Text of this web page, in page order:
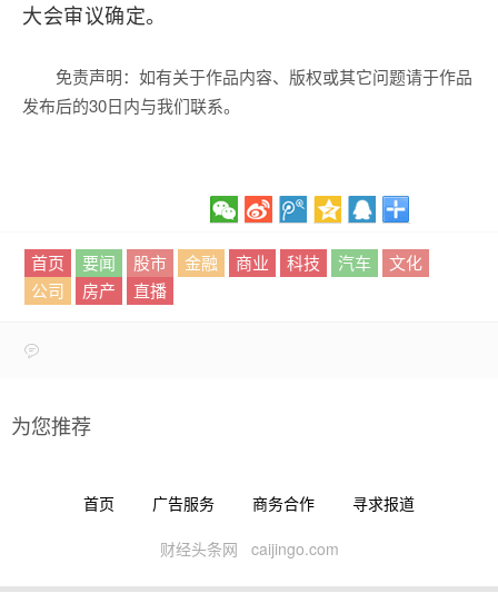
大会审议确定。
免责声明：如有关于作品内容、版权或其它问题请于作品
发布后的30日内与我们联系。
首页 要闻 股市 金融 商业 科技 汽车
文化
公司
房产 直播
为您推荐
首页 广告服务 商务合作 寻求报道
财经头条网 caijingo.com